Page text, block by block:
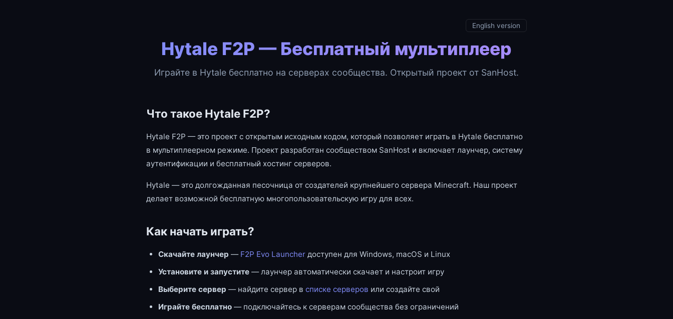
English version
Hytale F2P — Бесплатный мультиплеер
Играйте в Hytale бесплатно на серверах сообщества. Открытый проект от SanHost.
Что такое Hytale F2P?
Hytale F2P — это проект с открытым исходным кодом, который позволяет играть в Hytale бесплатно
в мультиплеерном режиме. Проект разработан сообществом SanHost и включает лаунчер, систему
аутентификации и бесплатный хостинг серверов.
Hytale — это долгожданная песочница от создателей крупнейшего сервера Minecraft. Наш проект
делает возможной бесплатную многопользовательскую игру для всех.
Как начать играть?
Скачайте лаунчер — F2P Evo Launcher доступен для Windows, macOS и Linux
Установите и запустите — лаунчер автоматически скачает и настроит игру
Выберите сервер — найдите сервер в списке серверов или создайте свой
Играйте бесплатно — подключайтесь к серверам сообщества без ограничений